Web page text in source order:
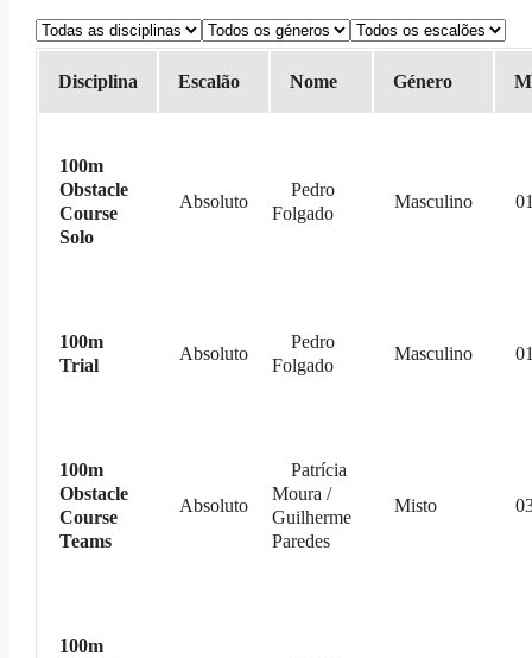
Disciplina Escalão Nome Género
100m
Obstacle
Course
Solo
Absoluto
Pedro
Folgado
Masculino
100m
Trial
Absoluto
Pedro
Folgado
Masculino
100m
Obstacle
Course
Teams
Absoluto
Patrícia
Moura /
Guilherme
Paredes
Misto
100m